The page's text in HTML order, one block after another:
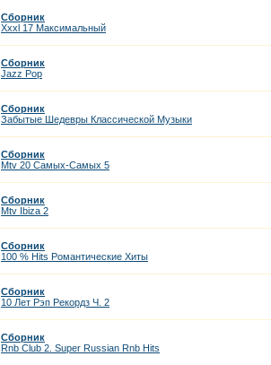
Сборник
Xxxl 17 Максимальный
Сборник
Jazz Pop
Сборник
Забытые Шедевры Классической Музыки
Сборник
Mtv 20 Самых-Самых 5
Сборник
Mtv Ibiza 2
Сборник
100 % Hits Романтические Хиты
Сборник
10 Лет Рэп Рекордз Ч. 2
Сборник
Rnb Club 2. Super Russian Rnb Hits